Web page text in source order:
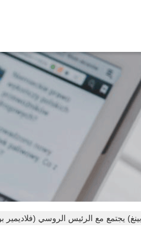
يجتمع مع الرئيس الروسي (فلاديمير